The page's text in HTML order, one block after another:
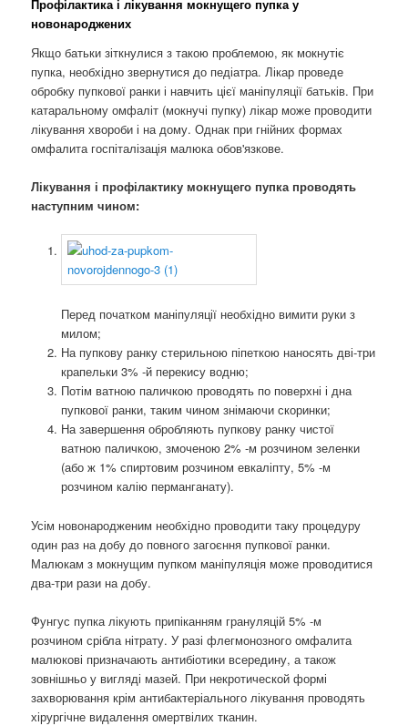
Профілактика і лікування мокнущего пупка у
новонароджених
Якщо батьки зіткнулися з такою проблемою, як мокнутіє
пупка, необхідно звернутися до педіатра. Лікар проведе
обробку пупкової ранки і навчить цієї маніпуляції батьків. При
катаральному омфаліт (мокнучі пупку) лікар може проводити
лікування хвороби і на дому. Однак при гнійних формах
омфалита госпіталізація малюка обов'язкове.
Лікування і профілактику мокнущего пупка проводять
наступним чином:
Перед початком маніпуляції необхідно вимити руки з
милом;
На пупкову ранку стерильною піпеткою наносять дві-три
крапельки 3% -й перекису водню;
Потім ватною паличкою проводять по поверхні і дна
пупкової ранки, таким чином знімаючи скоринки;
На завершення обробляють пупкову ранку чистої
ватною паличкою, змоченою 2% -м розчином зеленки
(або ж 1% спиртовим розчином евкаліпту, 5% -м
розчином калію перманганату).
Усім новонародженим необхідно проводити таку процедуру
один раз на добу до повного загоєння пупкової ранки.
Малюкам з мокнущим пупком маніпуляція може проводитися
два-три рази на добу.
Фунгус пупка лікують припіканням грануляцій 5% -м
розчином срібла нітрату. У разі флегмонозного омфалита
малюкові призначають антибіотики всередину, а також
зовнішньо у вигляді мазей. При некротической формі
захворювання крім антибактеріального лікування проводять
хірургічне видалення омертвілих тканин.